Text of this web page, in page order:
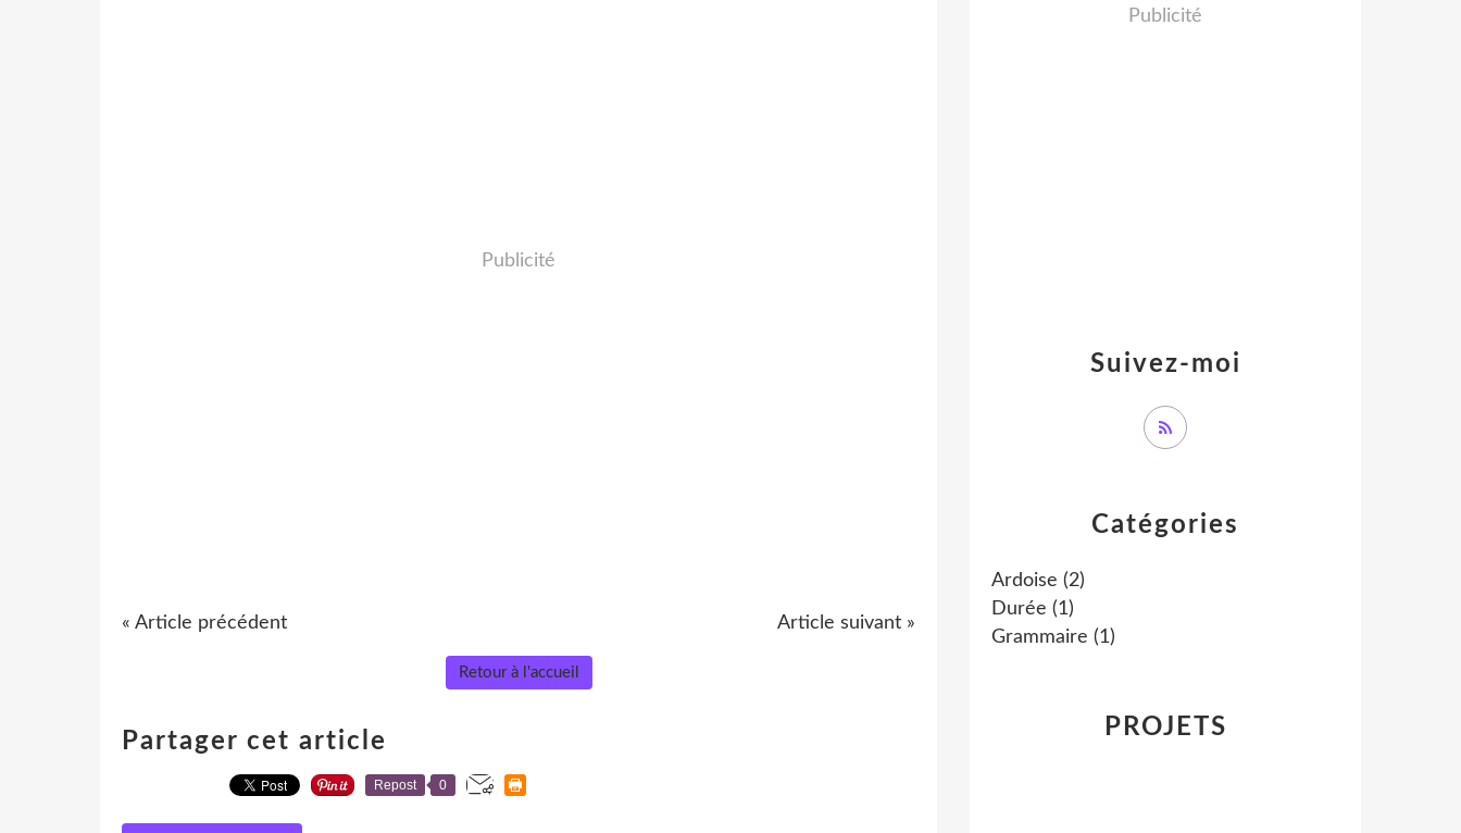
Publicité
« Article précédent Article suivant »
Retour à l'accueil
Partager cet article
Repost 0
Catégories
Ardoise (2)
Durée (1)
Grammaire (1)
Suivez-moi
PROJETS
Publicité